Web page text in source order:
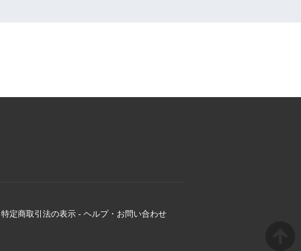
特定商取引法の表示 - ヘルプ・お問い合わせ